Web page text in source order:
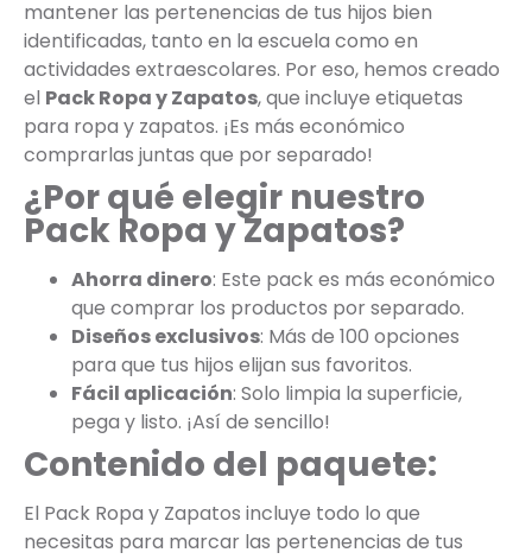
mantener las pertenencias de tus hijos bien
identificadas, tanto en la escuela como en
actividades extraescolares. Por eso, hemos creado
el Pack Ropa y Zapatos, que incluye etiquetas
para ropa y zapatos. ¡Es más económico
comprarlas juntas que por separado!
¿Por qué elegir nuestro
Pack Ropa y Zapatos?
Ahorra dinero: Este pack es más económico
que comprar los productos por separado.
Diseños exclusivos: Más de 100 opciones
para que tus hijos elijan sus favoritos.
Fácil aplicación: Solo limpia la superficie,
pega y listo. ¡Así de sencillo!
Contenido del paquete:
El Pack Ropa y Zapatos incluye todo lo que
necesitas para marcar las pertenencias de tus